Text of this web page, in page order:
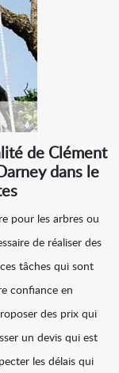
de Clément
dans le
pour les arbres ou
de réaliser des
tâches qui sont
confiance en
des prix qui
un devis qui est
les délais qui